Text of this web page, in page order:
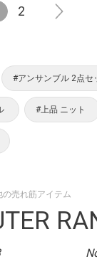
2
#アンサンブル 2点セ
#上品 ニット
の売れ筋アイテム